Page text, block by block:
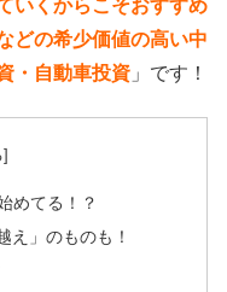
いくからこそおすすめ
どの希少価値の高い中
・自動車投資 」です！
めてる！？
え」のものも！